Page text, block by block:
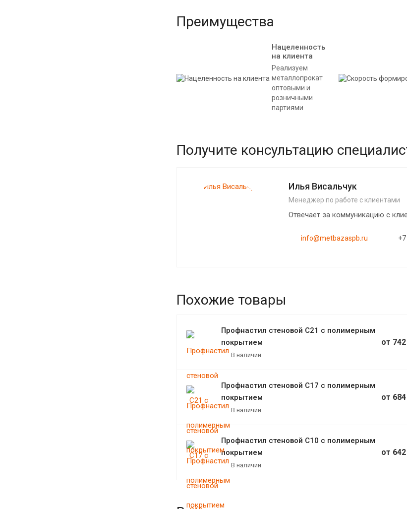
Преимущества
Нацеленность
на клиента
Реализуем
металлопрокат
оптовыми и
розничными
партиями
Получите консультацию
Илья Висальчук
Менеджер по работе с клиентами
Отвечает за коммуникацию с
info@metbazaspb.ru
Похожие товары
Профнастил стеновой С21 с полимерным
покрытием
В наличии
от
Профнастил стеновой С17 с полимерным
покрытием
В наличии
от
Профнастил стеновой С10 с полимерным
покрытием
В наличии
от